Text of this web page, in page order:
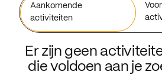
Aankomende
activiteiten
Er zijn geen
die voldoen aan je